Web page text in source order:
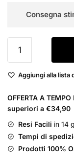
Consegna
Uomo
in
Yellow
Dream
Eau
de
Toilette
Aggiungi alla lista
OFFERTA A
superiori a €34,90
Resi Facili in 14
Tempi di
Prodotti 100%